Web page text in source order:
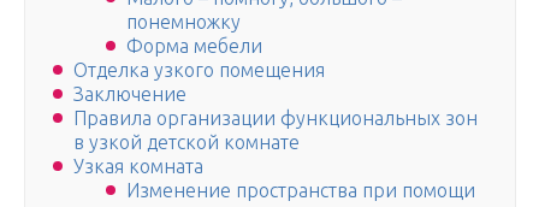
понемножку
Форма мебели
Отделка узкого помещения
Заключение
Правила организации функциональных зон
в узкой детской комнате
Узкая комната
Изменение пространства при помощи